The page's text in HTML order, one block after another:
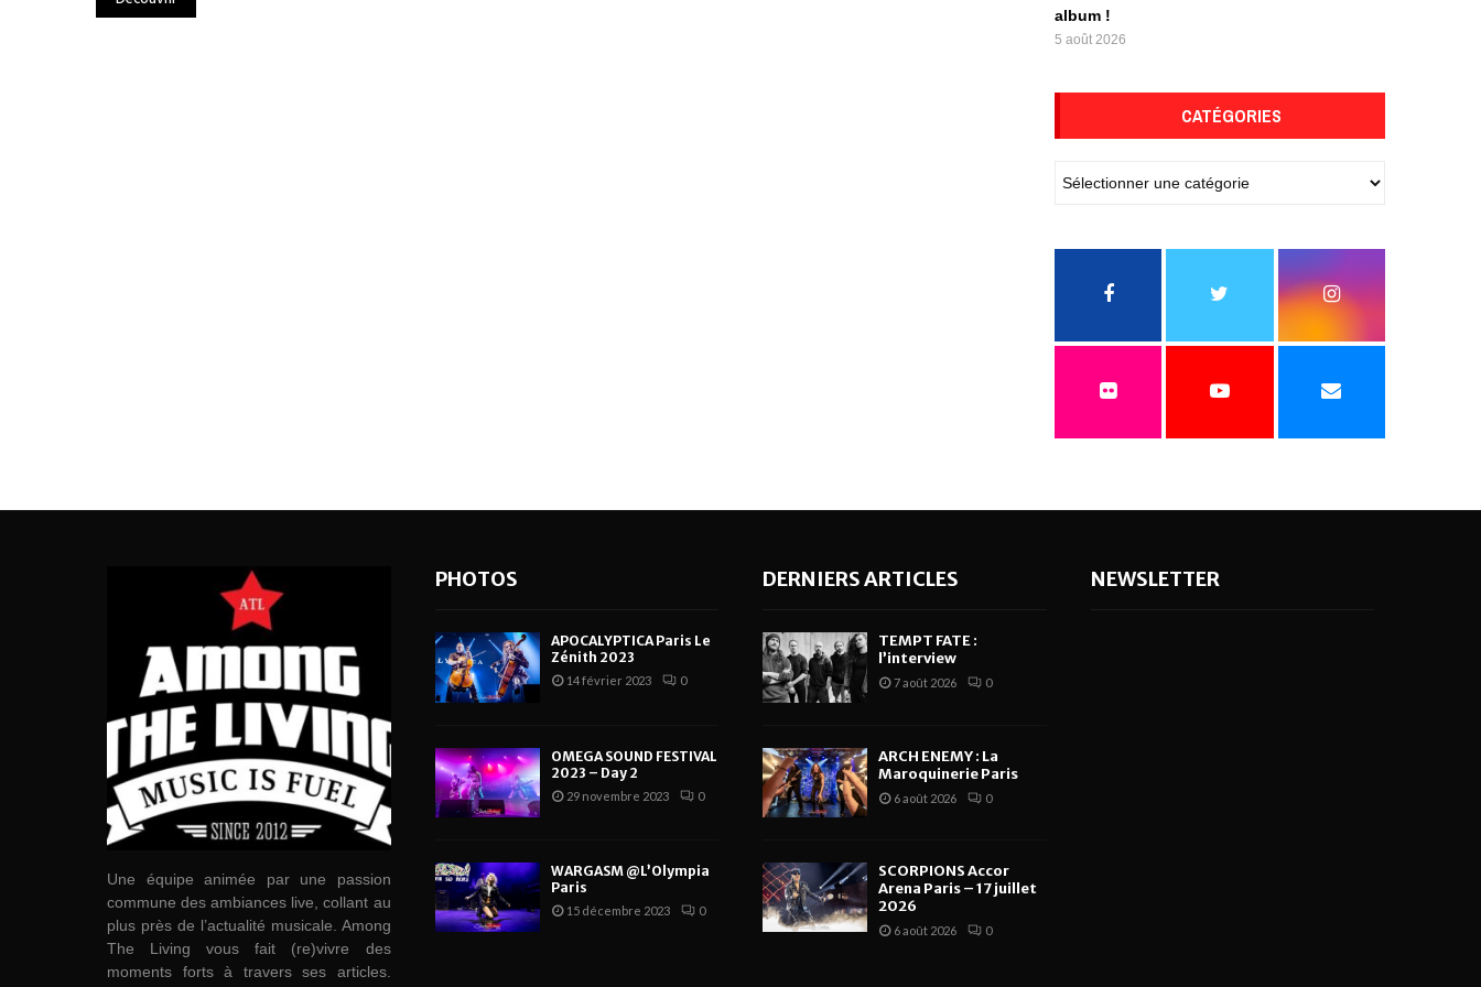
album !
5 août 2026
CATÉGORIES
Une équipe animée par une passion
commune des ambiances live, collant au
plus près de l’actualité musicale. Among
The Living vous fait (re)vivre des
moments forts à travers ses articles.
PHOTOS
APOCALYPTICA Paris Le
Zénith 2023
14 février 2023 0
OMEGA SOUND FESTIVAL
2023 – Day 2
29 novembre 2023 0
WARGASM @L’Olympia
Paris
15 décembre 2023 0
DERNIERS ARTICLES
TEMPT FATE :
l’interview
7 août 2026 0
ARCH ENEMY : La
Maroquinerie Paris
6 août 2026 0
SCORPIONS Accor
Arena Paris – 17 juillet
2026
6 août 2026 0
NEWSLETTER